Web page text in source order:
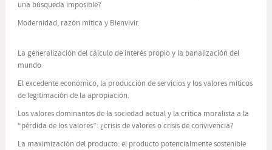
una búsqueda imposible?
Modernidad, razón mítica y Bienvivir.
La generalización del cálculo de interés propio y la banalización del
mundo
El excedente económico, la producción de servicios y los valores míticos
de legitimación de la apropiación.
Los valores dominantes de la sociedad actual y la crítica moralista a la
“pérdida de los valores”: ¿crisis de valores o crisis de convivencia?
La maximización del producto: el producto potencialmente sostenible